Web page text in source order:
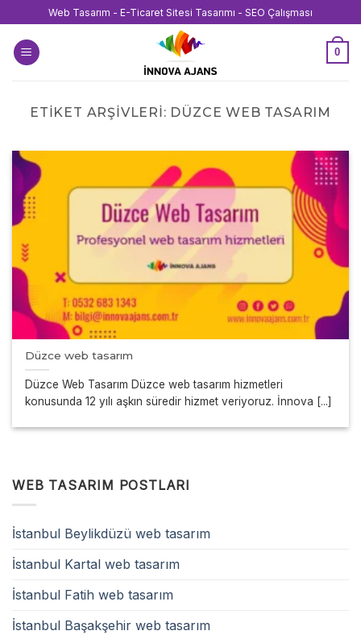
atla
Web Tasarım - E-Ticaret Sitesi Tasarımı - SEO Çalışması
0
ETIKET ARŞIVLERI: DÜZCE WEB TASARIM
Düzce web tasarım
Düzce Web Tasarım Düzce web tasarım hizmetleri
konusunda 12 yılı aşkın süredir hizmet veriyoruz. İnnova [...]
WEB TASARIM POSTLARI
İstanbul Beylikdüzü web tasarım
İstanbul Kartal web tasarım
İstanbul Fatih web tasarım
İstanbul Başakşehir web tasarım